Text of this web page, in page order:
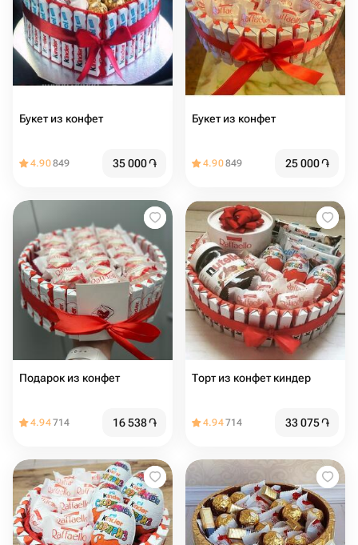
Букет из конфет
4.90849 35 000֏
Букет из конфет
4.90849 25 000֏
Подарок из конфет
4.94714 16 538֏
Торт из конфет киндер
4.94714 33 075֏